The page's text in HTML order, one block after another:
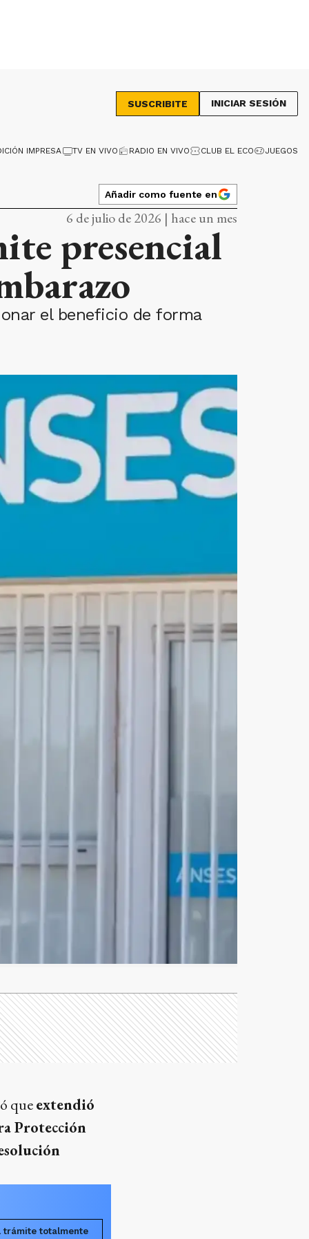
SUSCRIBITE INICIAR SESIÓN
IMPRESA TV EN VIVO RADIO EN VIVO CLUB EL ECO JUEGOS
Añadir como fuente en
6 de julio de 2026 | hace un mes
presencial
el beneficio de forma
queextendió
Protección
trámite totalmente